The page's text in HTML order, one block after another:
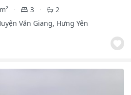
3
2
Văn Giang, Hưng Yên